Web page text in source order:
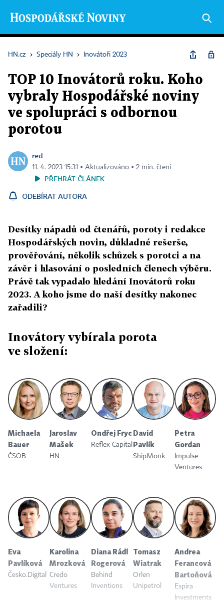
HN.cz › Speciály HN › Inovátoři 2023
TOP 10 Inovátorů roku. Koho
vybraly Hospodářské noviny
ve spolupráci s odbornou
porotou
red
11. 4. 2023 15:31 ▪ Aktualizováno ▪ 2 min. čtení
PŘEHRÁT ČLÁNEK
ODEBÍRAT AUTORA
Desítky nápadů od čtenářů, poroty i redakce
Hospodářských novin, důkladné rešerše,
prověřování, několik schůzek s porotci a na
závěr i hlasování o posledních členech výběru.
Právě tak vypadalo hledání Inovátorů roku
2023. A koho jsme do naší desítky nakonec
zařadili?
Inovátory vybírala porota
ve složení:
Michaela
Bauer
ČSOB
Jaroslav
Mašek
HN
Ondřej Fryc
Reflex Capital
David
Pavlík
ShipMonk
Petra
Gordan
Impulse
Ventures
Eva
Pavlíková
Česko.Digital
Karolina
Mrozková
Credo
Ventures
Diana Rádl
Rogerová
Behind
Inventions
Tomasz
Wiatrak
Orlen
Unipetrol
Andrea
Ferancová
Bartoňová
Espira
Investments